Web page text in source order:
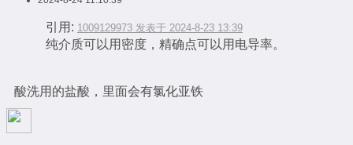
引用: 1009129973 发表于 2024-8-23 13:39
纯介质可以用密度，精确点可以用电导率。
酸洗用的盐酸，里面会有氯化亚铁